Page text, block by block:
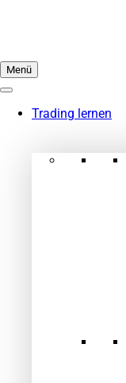
Menü
Trading lernen